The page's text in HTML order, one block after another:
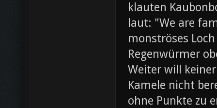
klauten
laut: "We are
monströses
Regenwürmer
Weiter will
Kamele nicht
ohne Punkte zu